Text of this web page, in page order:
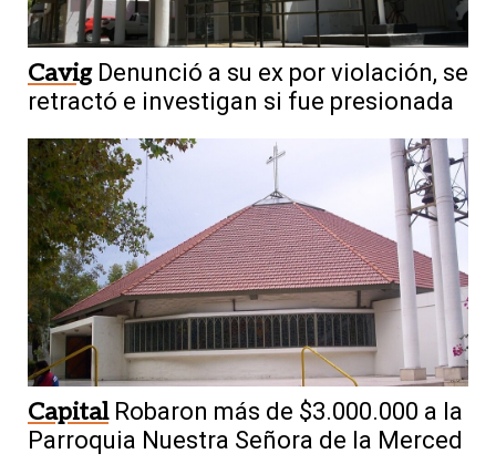
Cavig Denunció a su ex por violación, se
retractó e investigan si fue presionada
Capital Robaron más de $3.000.000 a la
Parroquia Nuestra Señora de la Merced